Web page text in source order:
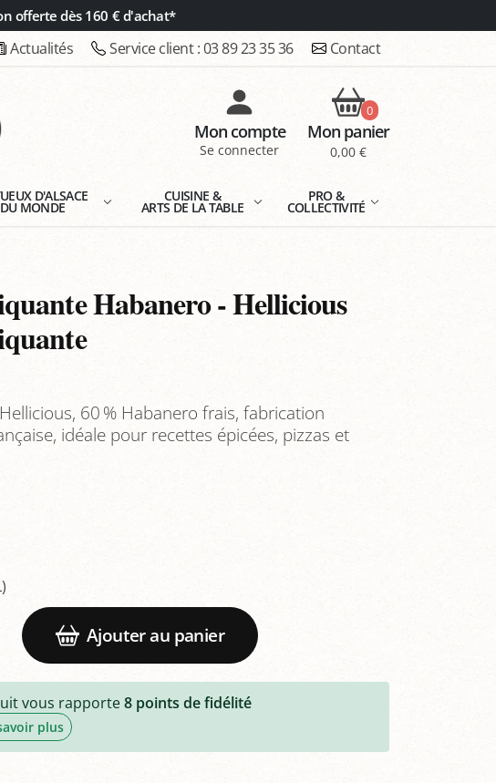
offerte dès 160 € d'achat*
Actualités Service client :03 89 23 35 36 Contact
Mon compte
Se connecter
0
Mon panier
0,00 €
D'ALSACE
MONDE
CUISINE &
ARTS DE LA TABLE
PRO &
COLLECTIVITÉ
Habanero - Hellicious
60 % Habanero frais, fabrication
idéale pour recettes épicées, pizzas et
Ajouter au panier
vous rapporte8points de fidélité
plus